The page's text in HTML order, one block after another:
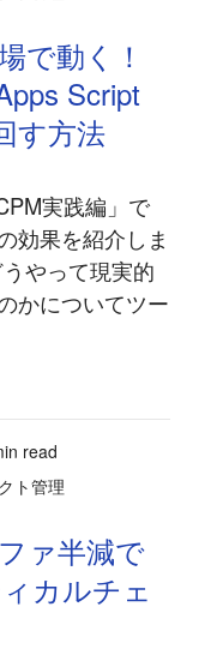
で動く！
Script
す方法
実践編」で
効果を紹介しま
やって現実的
かについてツー
read
ト管理
ァ半減で
カルチェ